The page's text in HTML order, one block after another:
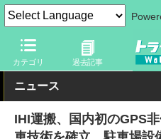
カテゴリ 過去記事
トラベル Watch 旅の方法 ク
ニュース
IHI運搬、国内初のGPS